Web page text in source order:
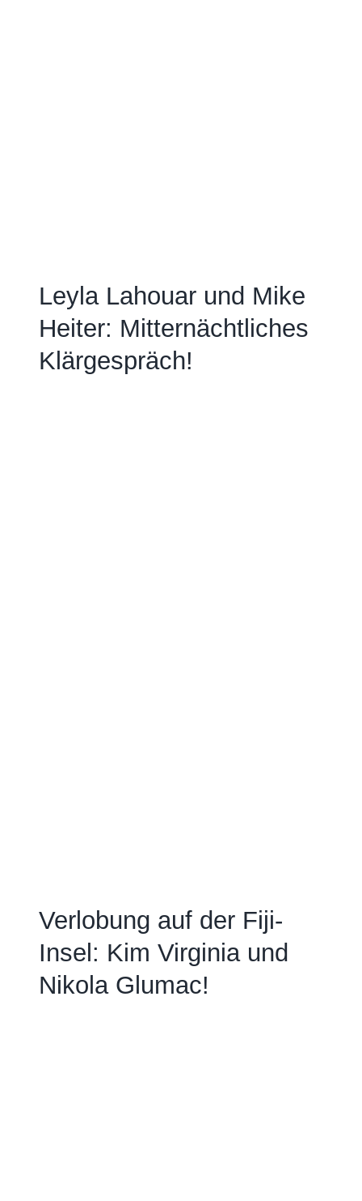
Leyla Lahouar und Mike
Heiter: Mitternächtliches
Klärgespräch!
Verlobung auf der Fiji-
Insel: Kim Virginia und
Nikola Glumac!